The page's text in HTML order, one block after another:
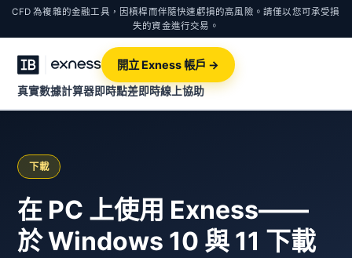
CFD 為複雜的金融工具，因槓桿而伴隨快速虧損的高風險。請僅以您可承受損
失的資金進行交易。
真實數據計算器即時點差即時線上協助
開立 Exness 帳戶 →
下載
在 PC 上使用 Exness——
於 Windows 10 與 11 下載